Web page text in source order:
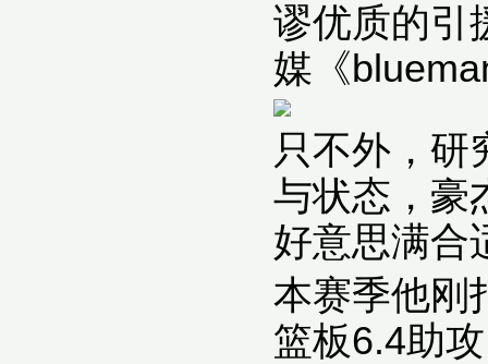
谬优质的引
媒《
只不外，研
与状态，豪
好意思满合
本赛季他刚
篮板6.4助